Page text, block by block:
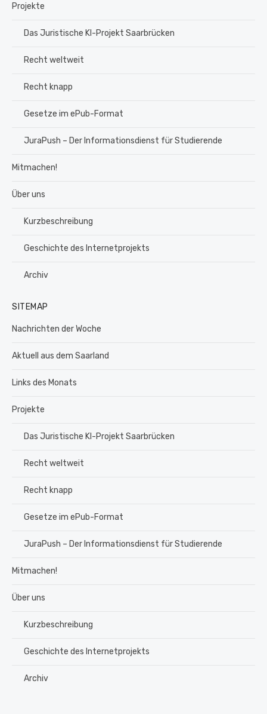
Projekte
Das Juristische KI-Projekt Saarbrücken
Recht weltweit
Recht knapp
Gesetze im ePub-Format
JuraPush – Der Informationsdienst für Studierende
Mitmachen!
Über uns
Kurzbeschreibung
Geschichte des Internetprojekts
Archiv
SITEMAP
Nachrichten der Woche
Aktuell aus dem Saarland
Links des Monats
Projekte
Das Juristische KI-Projekt Saarbrücken
Recht weltweit
Recht knapp
Gesetze im ePub-Format
JuraPush – Der Informationsdienst für Studierende
Mitmachen!
Über uns
Kurzbeschreibung
Geschichte des Internetprojekts
Archiv